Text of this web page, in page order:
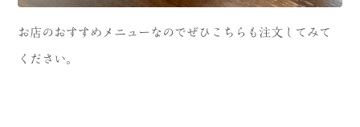
お店のおすすめメニューなのでぜひこちらも注文してみて
ください。